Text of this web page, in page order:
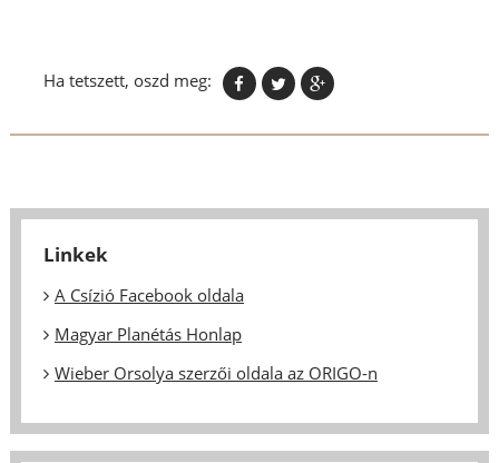
Ha tetszett, oszd meg:
Linkek
A Csízió Facebook oldala
Magyar Planétás Honlap
Wieber Orsolya szerzői oldala az ORIGO-n